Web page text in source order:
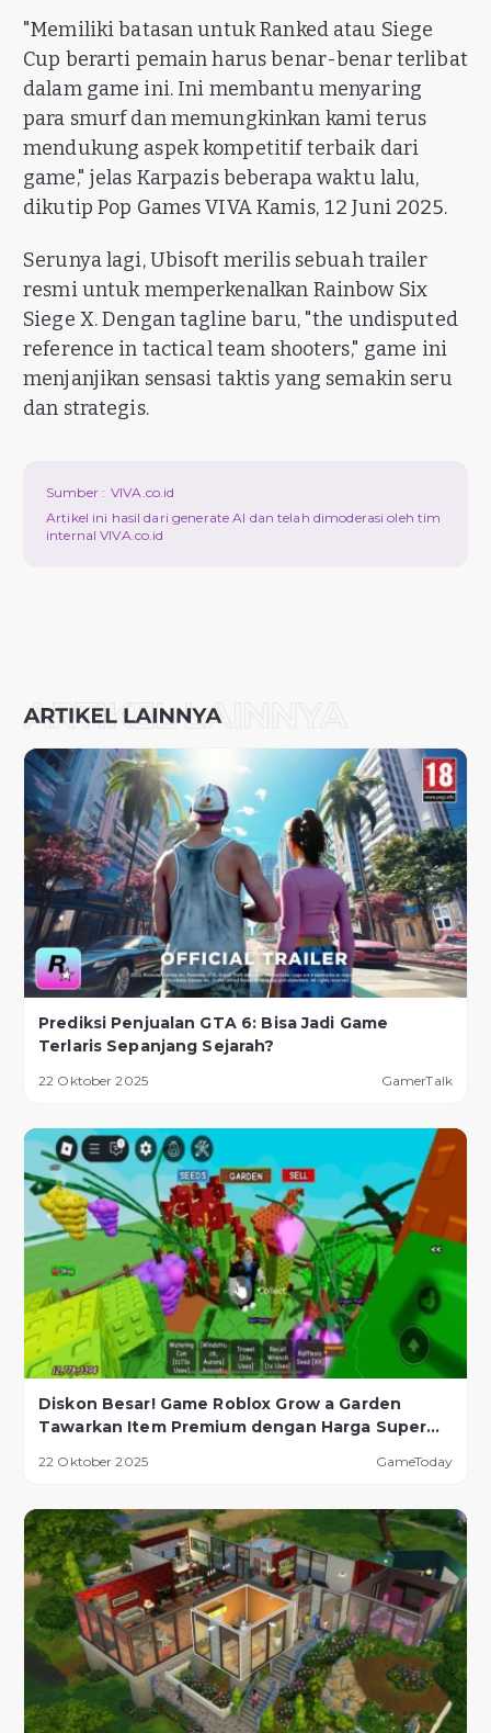
"Memiliki batasan untuk Ranked atau Siege
Cup berarti pemain harus benar-benar terlibat
dalam game ini. Ini membantu menyaring
para smurf dan memungkinkan kami terus
mendukung aspek kompetitif terbaik dari
game," jelas Karpazis beberapa waktu lalu,
dikutip Pop Games VIVA Kamis, 12 Juni 2025.
Serunya lagi, Ubisoft merilis sebuah trailer
resmi untuk memperkenalkan Rainbow Six
Siege X. Dengan tagline baru, "the undisputed
reference in tactical team shooters," game ini
menjanjikan sensasi taktis yang semakin seru
dan strategis.
Sumber : VIVA.co.id
Artikel ini hasil dari generate AI dan telah dimoderasi oleh tim
internal VIVA.co.id
Prediksi Penjualan GTA 6: Bisa Jadi Game
Terlaris Sepanjang Sejarah?
22 Oktober 2025 GamerTalk
Diskon Besar! Game Roblox Grow a Garden
Tawarkan Item Premium dengan Harga Super
22 Oktober 2025 GameToday